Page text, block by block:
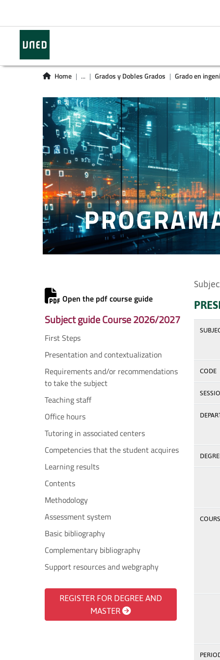
Home ... Grados y Dobles Grados Grado en
Open the pdf course guide
Subject guide Course 2026/2027
First Steps
Presentation and contextualization
Requirements and/or recommendations
to take the subject
Teaching staff
Office hours
Tutoring in associated centers
Competencies that the student acquires
Learning results
Contents
Methodology
Assessment system
Basic bibliography
Complementary bibliography
Support resources and webgraphy
REGISTER FOR DEGREE AND
MASTER
CODE